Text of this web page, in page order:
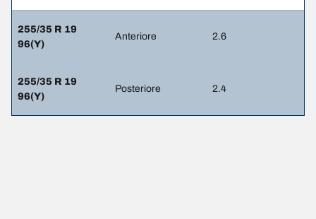
255/35 R 19
96(Y)
Anteriore 2.6
255/35 R 19
96(Y)
Posteriore 2.4